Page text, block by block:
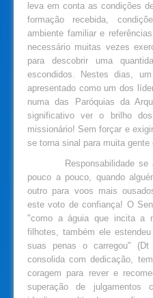
leva em conta as condições
formação recebida,
ambiente familiar e
necessário muitas vezes
para descobrir uma
escondidos. Nestes dias,
apresentado como um dos
numa das Paróquias da
significativo ver o brilho
missionário! Sem forçar e
se torna sinal para muita gente
Responsabilidade se
pouco a pouco, quando
outro para voos mais
este voto de confiança! O
"como a águia que incita a
filhotes, também ele
suas penas o carregou" (Dt
consolida com dedicação,
coragem para rever e
superação de julgamentos